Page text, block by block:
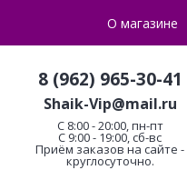
О магазине
8 (962) 965-30-41
Shaik-Vip@mail.ru
C 8:00 - 20:00, пн-пт
С 9:00 - 19:00, сб-вс
Приём заказов на сайте -
круглосуточно.